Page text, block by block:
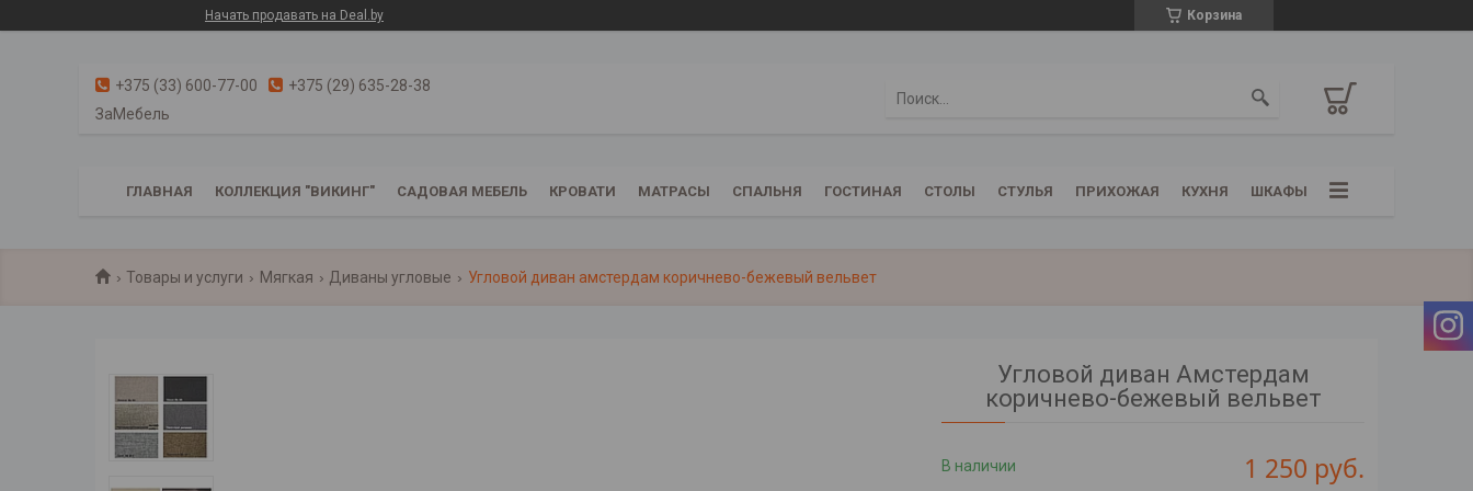
Начать продавать на Deal.by Корзина
+375 (33) 600-77-00
+375 (29) 635-28-38
ЗаМебель
ГЛАВНАЯ КОЛЛЕКЦИЯ "ВИКИНГ" САДОВАЯ МЕБЕЛЬ КРОВАТИ МАТРАСЫ СПАЛЬНЯ ГОСТИНАЯ СТОЛЫ СТУЛЬЯ ПРИХОЖАЯ КУХНЯ ШКАФЫ
Товары и услуги Мягкая Диваны угловые Угловой диван амстердам коричнево-бежевый вельвет
Угловой диван Амстердам
коричнево-бежевый вельвет
В наличии 1 250 руб.